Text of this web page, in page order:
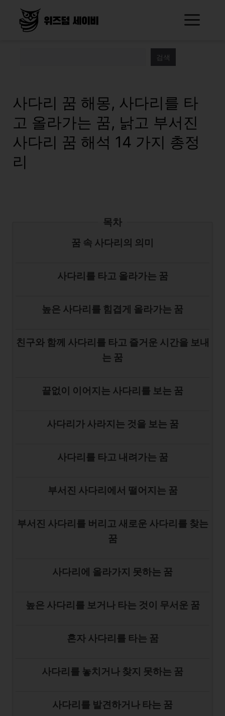
검색
사다리 꿈 해몽, 사다리를 타
고 올라가는 꿈, 낡고 부서진
사다리 꿈 해석 14 가지 총정
리
목차
꿈 속 사다리의 의미
사다리를 타고 올라가는 꿈
높은 사다리를 힘겹게 올라가는 꿈
친구와 함께 사다리를 타고 즐거운 시간을 보내
는 꿈
끝없이 이어지는 사다리를 보는 꿈
사다리가 사라지는 것을 보는 꿈
사다리를 타고 내려가는 꿈
부서진 사다리에서 떨어지는 꿈
부서진 사다리를 버리고 새로운 사다리를 찾는
꿈
사다리에 올라가지 못하는 꿈
높은 사다리를 보거나 타는 것이 무서운 꿈
혼자 사다리를 타는 꿈
사다리를 놓치거나 찾지 못하는 꿈
사다리를 발견하거나 타는 꿈